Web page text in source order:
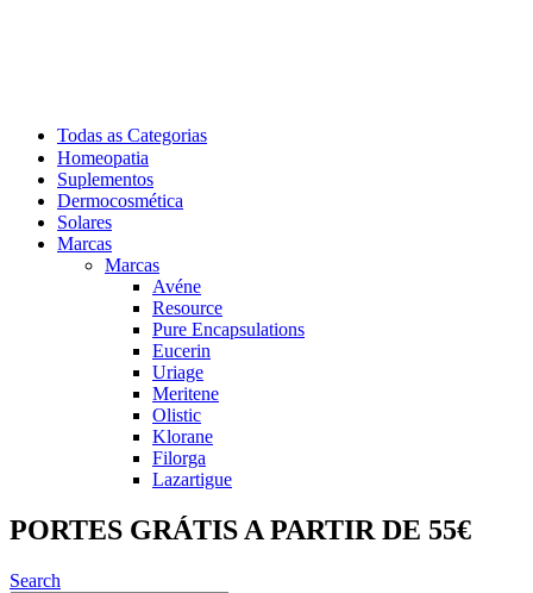
Todas as Categorias
Homeopatia
Suplementos
Dermocosmética
Solares
Marcas
Marcas
Avéne
Resource
Pure Encapsulations
Eucerin
Uriage
Meritene
Olistic
Klorane
Filorga
Lazartigue
PORTES GRÁTIS A PARTIR DE 55€
Search